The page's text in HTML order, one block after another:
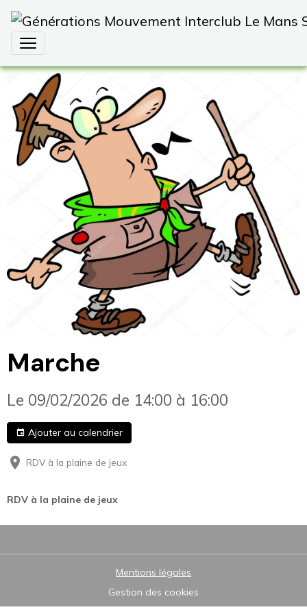
Marche
Le 09/02/2026 de 14:00 à 16:00
Ajouter au calendrier
RDV à la plaine de jeux
RDV à la plaine de jeux
Mentions légales
Gestion des cookies